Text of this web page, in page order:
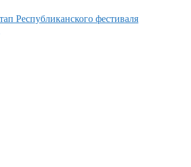
Республиканского фестиваля